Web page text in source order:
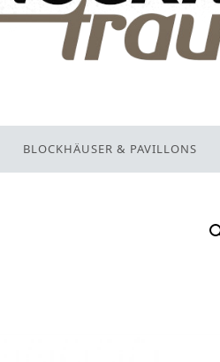
BLOCKHÄUSER & PAVILLONS